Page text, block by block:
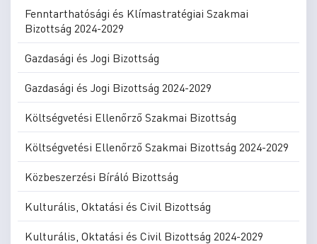
Fenntarthatósági és Klímastratégiai Szakmai
Bizottság 2024-2029
Gazdasági és Jogi Bizottság
Gazdasági és Jogi Bizottság 2024-2029
Költségvetési Ellenőrző Szakmai Bizottság
Költségvetési Ellenőrző Szakmai Bizottság 2024-2029
Közbeszerzési Bíráló Bizottság
Kulturális, Oktatási és Civil Bizottság
Kulturális, Oktatási és Civil Bizottság 2024-2029